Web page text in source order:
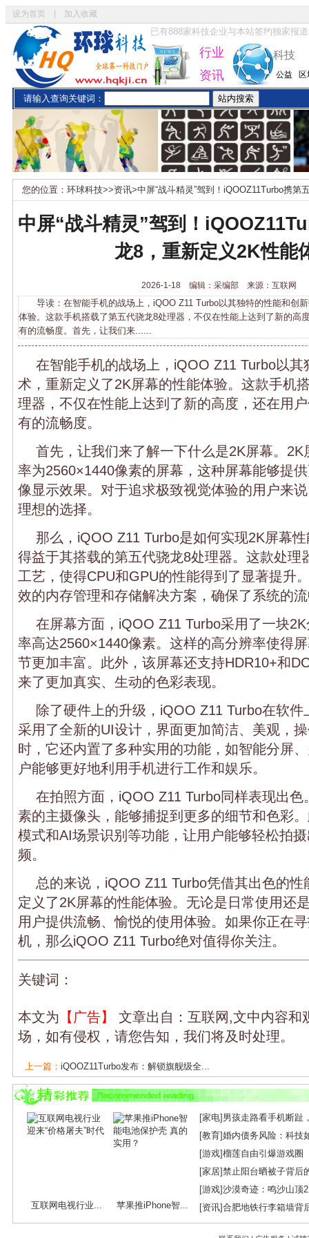
设为首页 加入收藏
已有888家科技企业与本站签约独家报
行业
资讯
科技
公益
请输入查询关键词：
您的位置： 环球科技>>资讯>中屏“战斗精灵”驾到！iQOOZ11Turbo携第
中屏“战斗精灵”驾到！
龙8，重新定义2K性能
2026-1-18 编辑：采编部 来源：互联网
导读：在智能手机的战场上，iQOO Z11 Turbo以其独特的性能和创
体验。这款手机搭载了第五代骁龙8处理器，不仅在性能上达到了新的高
有的流畅度。首先，让我们来......
在智能手机的战场上，iQOO Z11 Turbo以
术，重新定义了2K屏幕的性能体验。这款手机
理器，不仅在性能上达到了新的高度，还在用
有的流畅度。
首先，让我们来了解一下什么是2K屏幕。
率为2560×1440像素的屏幕，这种屏幕能够提
像显示效果。对于追求极致视觉体验的用户来
理想的选择。
那么，iQOO Z11 Turbo是如何实现2K屏幕
得益于其搭载的第五代骁龙8处理器。这款处理
工艺，使得CPU和GPU的性能得到了显著提升
效的内存管理和存储解决方案，确保了系统的
在屏幕方面，iQOO Z11 Turbo采用了一块
率高达2560×1440像素。这样的高分辨率使得
节更加丰富。此外，该屏幕还支持HDR10+和
来了更加真实、生动的色彩表现。
除了硬件上的升级，iQOO Z11 Turbo在软
采用了全新的UI设计，界面更加简洁、美观，
时，它还内置了多种实用的功能，如智能分屏
户能够更好地利用手机进行工作和娱乐。
在拍照方面，iQOO Z11 Turbo同样表现出
素的主摄像头，能够捕捉到更多的细节和色彩
模式和AI场景识别等功能，让用户能够轻松拍
频。
总的来说，iQOO Z11 Turbo凭借其出色的
定义了2K屏幕的性能体验。无论是日常使用还
用户提供流畅、愉悦的使用体验。如果你正在
机，那么iQOO Z11 Turbo绝对值得你关注。
关键词：
本文为 【广告】
文章出自：互联网,文中内容和
场，如有侵权，请您告知，我们将及时处理。
上一篇： iQOOZ11Turbo发布：解锁旗舰级全...
下一篇：“每天涨价约50元”？！内存条价...
互联网电视行业... 苹果推iPhone智...
[家电] 男孩走路看手机断趾
[教育]婚内债务风险：科技
[游戏]榴莲自由引爆游戏圈
[家居]禁止阳台晒被子背后
[游戏]沙漠奇迹：鸣沙山顶
[资讯]合肥地铁行李箱墙背